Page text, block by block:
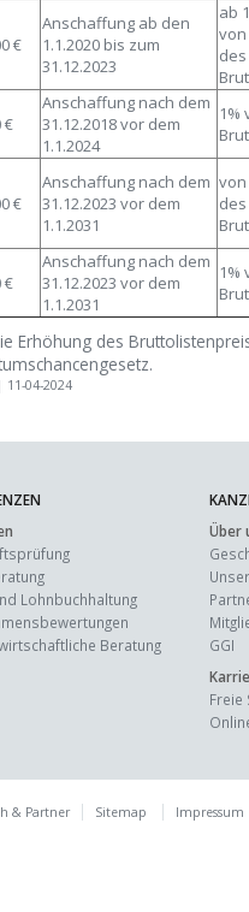
€
Anschaffung ab den
1.1.2020 bis zum
31.12.2023
ab
des
€
Anschaffung nach dem
31.12.2018 vor dem
1.1.2024
1%
€
Anschaffung nach dem
31.12.2023 vor dem
1.1.2031
des
€
Anschaffung nach dem
31.12.2023 vor dem
1.1.2031
1%
Erhöhung des
04-2024
Lohnbuchhaltung
Beratung
Über
GGI
Freie
& Partner Sitemap Impressum